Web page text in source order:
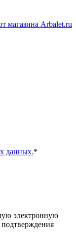
данных.*
электронную